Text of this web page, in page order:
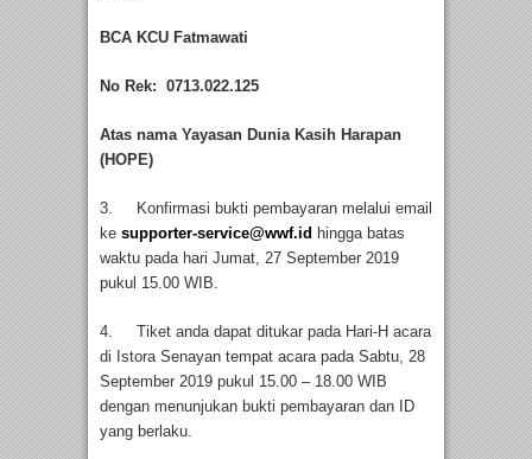
BCA KCU Fatmawati
No Rek: 0713.022.125
Atas nama Yayasan Dunia Kasih Harapan
(HOPE)
3. Konfirmasi bukti pembayaran melalui email
ke supporter-service@wwf.id hingga batas
waktu pada hari Jumat, 27 September 2019
pukul 15.00 WIB.
4. Tiket anda dapat ditukar pada Hari-H acara
di Istora Senayan tempat acara pada Sabtu, 28
September 2019 pukul 15.00 – 18.00 WIB
dengan menunjukan bukti pembayaran dan ID
yang berlaku.